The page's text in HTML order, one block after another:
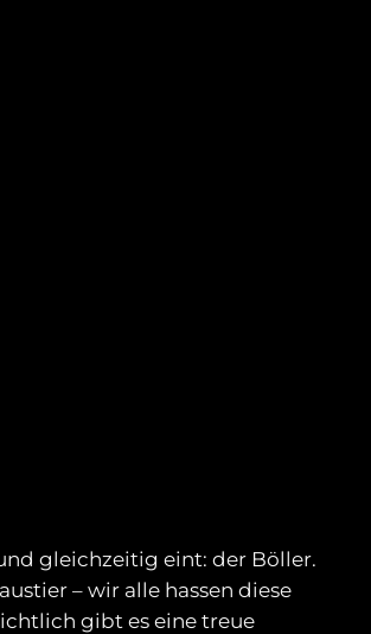
gleichzeitig eint: der Böller.
– wir alle hassen diese
gibt es eine treue